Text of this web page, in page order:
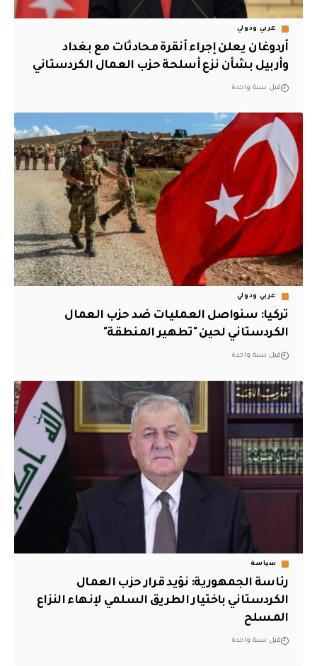
عربي ودولي
أردوغان يعلن إجراء أنقرة محادثات مع بغداد
وأربيل بشأن نزع أسلحة حزب العمال الكردستاني
قبل سنة واحدة
عربي ودولي
تركيا: سنواصل العمليات ضد حزب العمال
الكردستاني لحين "تطهير المنطقة"
قبل سنة واحدة
سياسة
رئاسة الجمهورية: نؤيد قرار حزب العمال
الكردستاني باختيار الطريق السلمي لإنهاء النزاع
المسلح
قبل سنة واحدة